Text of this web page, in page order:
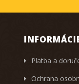
Platba a
Ochrana